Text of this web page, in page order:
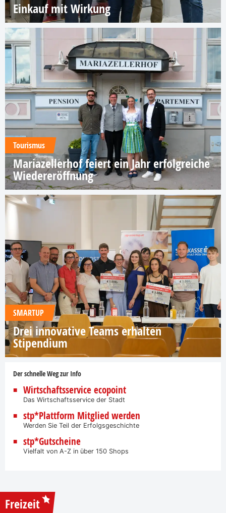
Einkauf mit Wirkung
Tourismus
Mariazellerhof feiert ein Jahr erfolgreiche
Wiedereröffnung
SMARTUP
Drei innovative Teams erhalten
Stipendium
Der schnelle Weg zur Info
Wirtschaftsservice ecopoint
Das Wirtschaftsservice der Stadt
stp*Plattform Mitglied werden
Werden Sie Teil der Erfolgsgeschichte
stp*Gutscheine
Vielfalt von A-Z in über 150 Shops
Freizeit